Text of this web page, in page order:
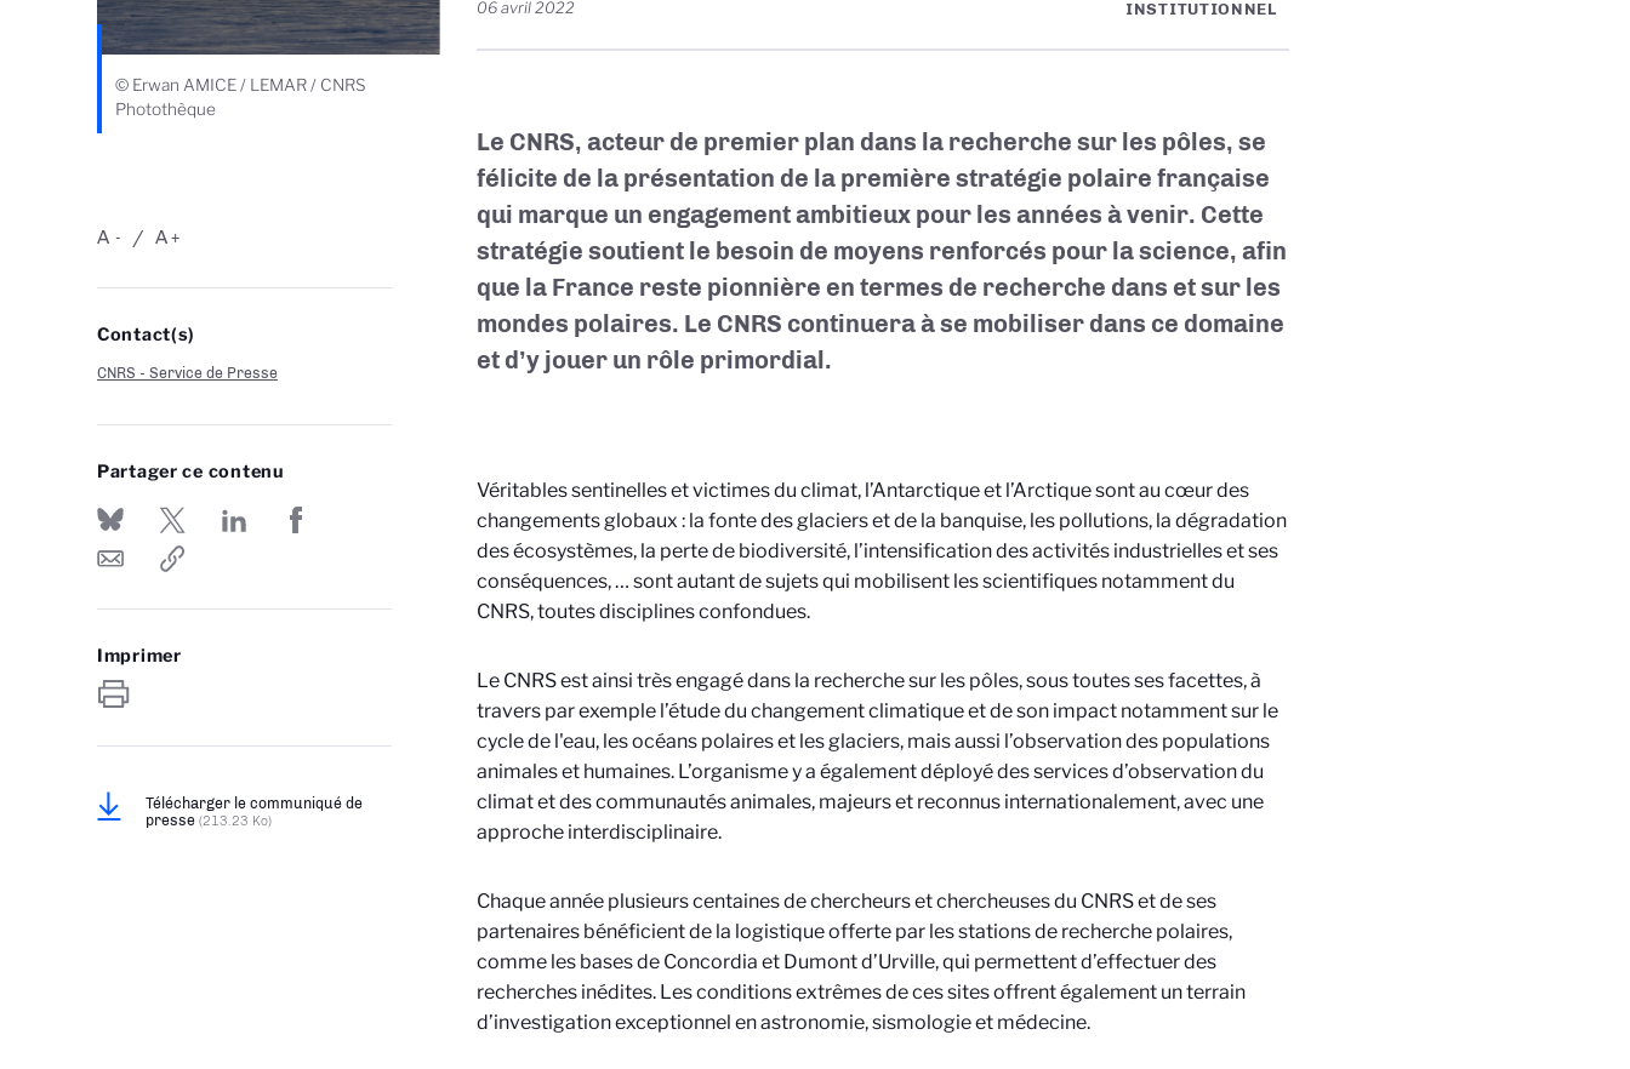
© Erwan AMICE / LEMAR / CNRS
Photothèque
-
A +
A
Contact(s)
CNRS - Service de Presse
Partager ce contenu
Imprimer
Télécharger le communiqué de
presse (213.23 Ko)
06 avril 2022 INSTITUTIONNEL
Le CNRS, acteur de premier plan dans la recherche sur les pôles, se
félicite de la présentation de la première stratégie polaire française
qui marque un engagement ambitieux pour les années à venir. Cette
stratégie soutient le besoin de moyens renforcés pour la science, afin
que la France reste pionnière en termes de recherche dans et sur les
mondes polaires. Le CNRS continuera à se mobiliser dans ce domaine
et d’y jouer un rôle primordial.
Véritables sentinelles et victimes du climat, l’Antarctique et l’Arctique sont au cœur des
changements globaux : la fonte des glaciers et de la banquise, les pollutions, la dégradation
des écosystèmes, la perte de biodiversité, l’intensification des activités industrielles et ses
conséquences, … sont autant de sujets qui mobilisent les scientifiques notamment du
CNRS, toutes disciplines confondues.
Le CNRS est ainsi très engagé dans la recherchesur les pôles, sous toutes ses facettes, à
travers par exemple l’étude du changement climatique et de son impactnotamment sur le
cycle de l'eau, les océans polaires et les glaciers, mais aussi l’observation des populations
animales et humaines. L’organisme y a également déployé des services d’observation du
climat et des communautés animales, majeurs et reconnus internationalement, avec une
approche interdisciplinaire.
Chaque année plusieurs centaines de chercheurs et chercheuses du CNRS et de ses
partenaires bénéficient de la logistique offerte par les stations de recherche polaires,
comme les bases de Concordia et Dumont d’Urville, qui permettent d’effectuer des
recherches inédites. Les conditions extrêmes de ces sites offrent également un terrain
d’investigation exceptionnel en astronomie, sismologie et médecine.